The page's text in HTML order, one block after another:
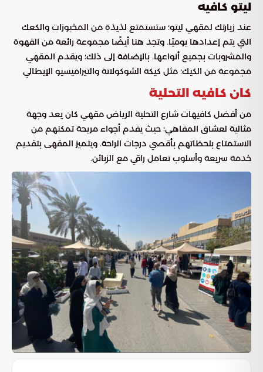
ليتو كافيه
عند زيارتك لمقهي ليتو؛ ستستمتع لذيذة من المخبوزات والكعك
التي يتم إعدادها يوميًا. وتجد هنا أيضًا مجموعة رائعة من القهوة
والمشروبات بجميع أنواعها. بالإضافة إلى ذلك؛ ويقدم المقهي
مجموعة من الكيك؛ مثل كيكة الشوكولاتة والتيراميسيو الإيطالي
كان كافيه التحلية
من أفضل كافيهات شارع التحلية الرياض مقهي كان يعد وجهة
مثالية لعشاق المقاهي؛ حيث يقدم أجواء مريحة تمكنهم من
الاستمتاع بلحظاتهم بأقصي درجات الراحة. ويتميز المقهى بتقديم
خدمة سريعة وأسلوب تعامل راقي مع الزبائن.